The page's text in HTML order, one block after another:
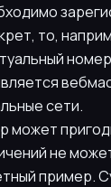
то,
сети.
может
не
пример.